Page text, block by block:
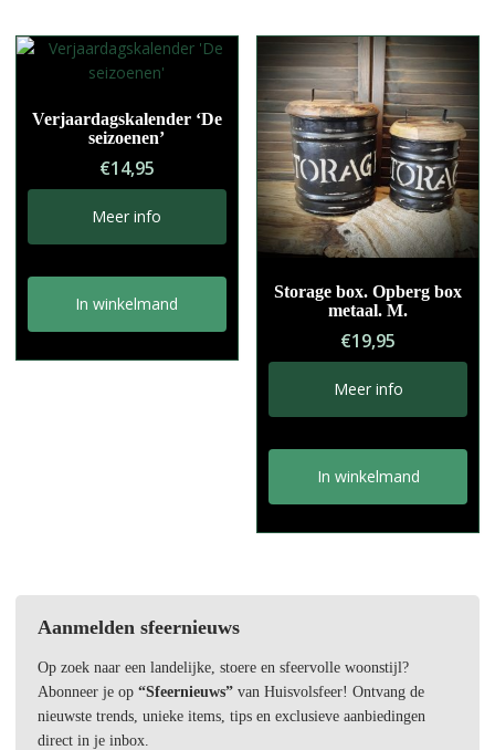
Verjaardagskalender ‘De
seizoenen’
€14,95
Meer info
In winkelmand
Storage box. Opberg box
metaal. M.
€19,95
Meer info
In winkelmand
Aanmelden sfeernieuws
Op zoek naar een landelijke, stoere en sfeervolle woonstijl?
Abonneer je op “Sfeernieuws”van Huisvolsfeer! Ontvang de
nieuwste trends, unieke items, tips en exclusieve aanbiedingen
direct in je inbox.